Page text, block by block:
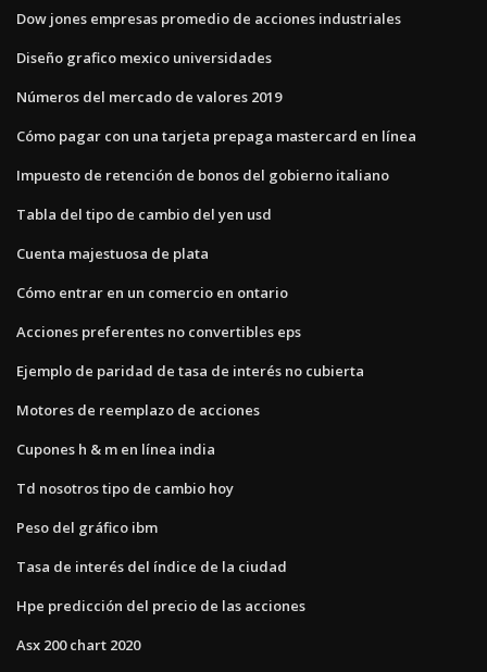
Dow jones empresas promedio de acciones industriales
Diseño grafico mexico universidades
Números del mercado de valores 2019
Cómo pagar con una tarjeta prepaga mastercard en línea
Impuesto de retención de bonos del gobierno italiano
Tabla del tipo de cambio del yen usd
Cuenta majestuosa de plata
Cómo entrar en un comercio en ontario
Acciones preferentes no convertibles eps
Ejemplo de paridad de tasa de interés no cubierta
Motores de reemplazo de acciones
Cupones h & m en línea india
Td nosotros tipo de cambio hoy
Peso del gráfico ibm
Tasa de interés del índice de la ciudad
Hpe predicción del precio de las acciones
Asx 200 chart 2020